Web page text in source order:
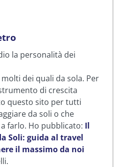
la personalità dei
dei quali da sola. Per
di crescita
questo sito per tutti
da soli o che
farlo. Ho pubblicato: Il
Soli: guida al travel
il massimo da noi